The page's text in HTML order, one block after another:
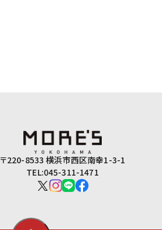
〒220-8533 横浜市西区南幸1-3-1
TEL:045-311-1471